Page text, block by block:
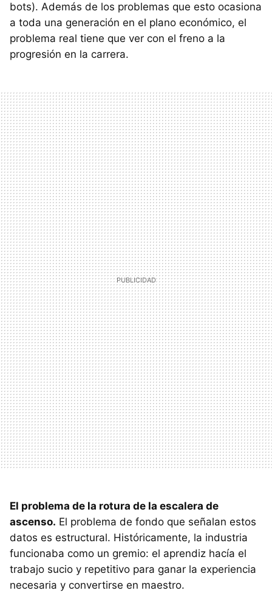
bots). Además de los problemas que esto ocasiona
a toda una generación en el plano económico, el
problema real tiene que ver con el freno a la
progresión en la carrera.
El problema de la rotura de la escalera de
ascenso. El problema de fondo que señalan estos
datos es estructural. Históricamente, la industria
funcionaba como un gremio: el aprendiz hacía el
trabajo sucio y repetitivo para ganar la experiencia
necesaria y convertirse en maestro.